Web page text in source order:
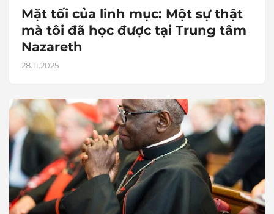
Mặt tối của linh mục: Một sự thật
mà tôi đã học được tại Trung tâm
Nazareth
28.11.2025